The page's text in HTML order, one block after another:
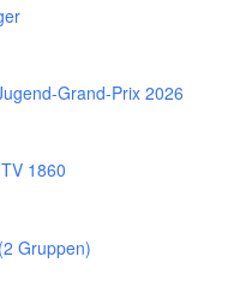
Grand-Prix 2026
1860
Gruppen)